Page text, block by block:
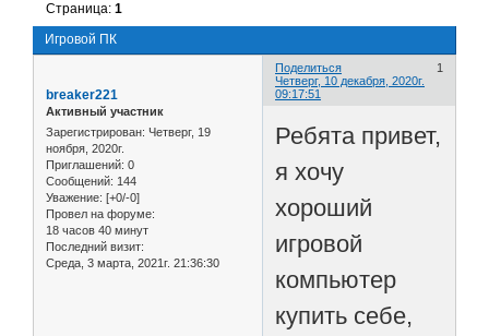
Игровой ПК
Страница:1
Поделиться
1
Четверг, 10 декабря, 2020г.
09:17:51
breaker221
Активный участник
Зарегистрирован: Четверг, 19
ноября, 2020г.
Приглашений: 0
Сообщений: 144
Уважение: [+0/-0]
Провел на форуме:
18 часов 40 минут
Последний визит:
Среда, 3 марта, 2021г. 21:36:30
Ребята привет,
я хочу
хороший
игровой
компьютер
купить себе,